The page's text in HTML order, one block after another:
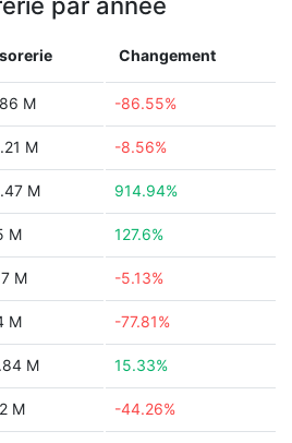
Changement
M -86.55%
M -8.56%
M 914.94%
M 127.6%
M -5.13%
M -77.81%
M 15.33%
M -44.26%